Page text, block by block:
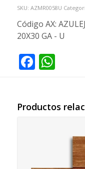
SKU: AZMR0058U
Código AX:
20X30 GA - U
Productos